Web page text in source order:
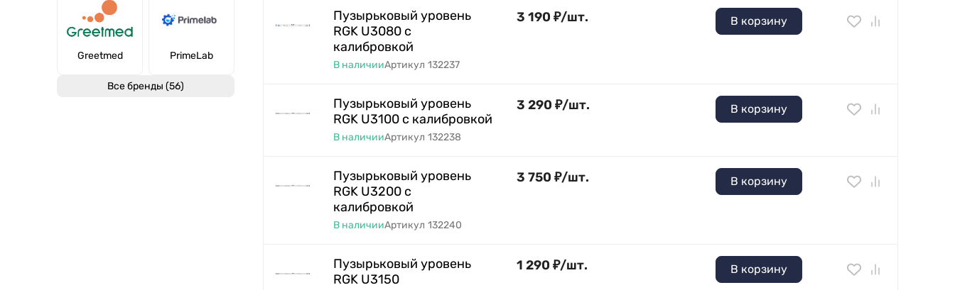
Greetmed PrimeLab
Все бренды (56)
Пузырьковый уровень
RGK U3080 с
калибровкой
В наличииАртикул 132237
3 190 ₽/шт. В корзину
Пузырьковый уровень
RGK U3100 с калибровкой
В наличииАртикул 132238
3 290 ₽/шт. В корзину
Пузырьковый уровень
RGK U3200 с
калибровкой
В наличииАртикул 132240
3 750 ₽/шт. В корзину
Пузырьковый уровень
RGK U3150
1 290 ₽/шт. В корзину